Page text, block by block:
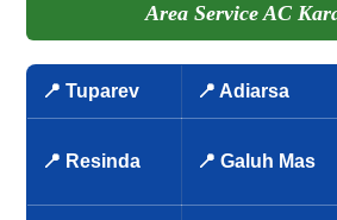
Area Service AC
📍 Tuparev 📍 Adiarsa
📍 Resinda 📍 Galuh Mas